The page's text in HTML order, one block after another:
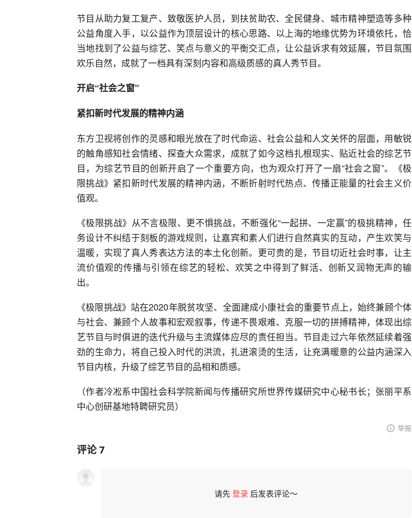
节目从助力复工复产、致敬医护人员，到扶贫助农、全民健身、城市精神塑造等多种
公益角度入手，以公益作为顶层设计的核心思路、以上海的地缘优势为环境依托，恰
当地找到了公益与综艺、笑点与意义的平衡交汇点，让公益诉求有效延展，节目氛围
欢乐自然，成就了一档具有深刻内容和高级质感的真人秀节目。
开启“社会之窗”
紧扣新时代发展的精神内涵
东方卫视将创作的灵感和眼光放在了时代命运、社会公益和人文关怀的层面，用敏锐
的触角感知社会情绪、探查大众需求，成就了如今这档扎根现实、贴近社会的综艺节
目，为综艺节目的创新开启了一个重要方向，也为观众打开了一扇“社会之窗”。《极
限挑战》紧扣新时代发展的精神内涵，不断折射时代热点、传播正能量的社会主义价
值观。
《极限挑战》从不言极限、更不惧挑战，不断强化“一起拼、一定赢”的极挑精神，任
务设计不纠结于刻板的游戏规则，让嘉宾和素人们进行自然真实的互动，产生欢笑与
温暖，实现了真人秀表达方法的本土化创新。更可贵的是，节目切近社会时事，让主
流价值观的传播与引领在综艺的轻松、欢笑之中得到了鲜活、创新又润物无声的输
出。
《极限挑战》站在2020年脱贫攻坚、全面建成小康社会的重要节点上，始终兼顾个体
与社会、兼顾个人故事和宏观叙事，传递不畏艰难、克服一切的拼搏精神，体现出综
艺节目与时俱进的迭代升级与主流媒体应尽的责任担当。节目走过六年依然延续着强
劲的生命力，将自己投入时代的洪流，扎进滚烫的生活，让充满暖意的公益内涵深入
节目内核，升级了综艺节目的品相和质感。
（作者冷凇系中国社会科学院新闻与传播研究所世界传媒研究中心秘书长；张丽平系
中心创研基地特聘研究员）
举报
评论7
请先登录 后发表评论～